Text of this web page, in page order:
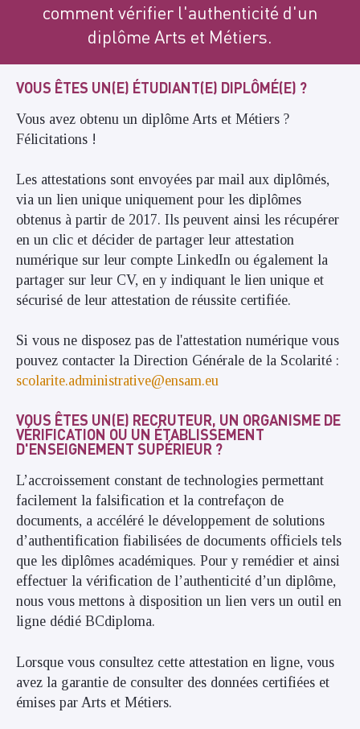
comment vérifier l'authenticité d'un
diplôme Arts et Métiers.
VOUS ÊTES UN(E) ÉTUDIANT(E) DIPLÔMÉ(E) ?
Vous avez obtenu un diplôme Arts et Métiers ?
Félicitations !
Les attestations sont envoyées par mail aux diplômés,
via un lien unique uniquement pour les diplômes
obtenus à partir de 2017. Ils peuvent ainsi les récupérer
en un clic et décider de partager leur attestation
numérique sur leur compte LinkedIn ou également la
partager sur leur CV, en y indiquant le lien unique et
sécurisé de leur attestation de réussite certifiée.
Si vous ne disposez pas de l'attestation numérique vous
pouvez contacter la Direction Générale de la Scolarité :
scolarite.administrative@ensam.eu
VOUS ÊTES UN(E) RECRUTEUR, UN ORGANISME DE
VÉRIFICATION OU UN ÉTABLISSEMENT
D'ENSEIGNEMENT SUPÉRIEUR ?
L’accroissement constant de technologies permettant
facilement la falsification et la contrefaçon de
documents, a accéléré le développement de solutions
d’authentification fiabilisées de documents officiels tels
que les diplômes académiques. Pour y remédier et ainsi
effectuer la vérification de l’authenticité d’un diplôme,
nous vous mettons à disposition un lien vers un outil en
ligne dédié BCdiploma.
Lorsque vous consultez cette attestation en ligne, vous
avez la garantie de consulter des données certifiées et
émises par Arts et Métiers.